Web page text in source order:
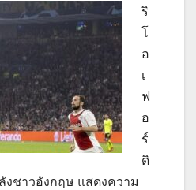
ริ
โ
อ
เ
ฟ
อ
ร์
ดิ
ชาวอังกฤษ แสดงความ